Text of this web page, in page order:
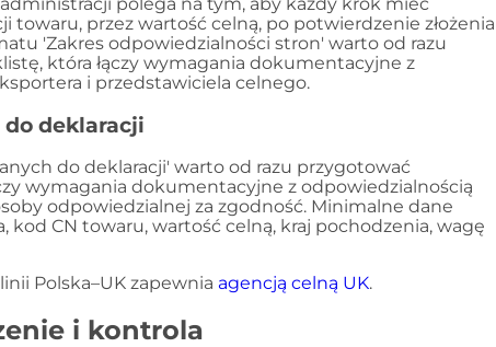
polega na tym, aby każdy krok mieć
przez wartość celną, po potwierdzenie złożenia
'Zakres odpowiedzialności stron' warto od razu
która łączy wymagania dokumentacyjne z
i przedstawiciela celnego.
deklaracji
do deklaracji' warto od razu przygotować
wymagania dokumentacyjne z odpowiedzialnością
odpowiedzialnej za zgodność. Minimalne dane
CN towaru, wartość celną, kraj pochodzenia, wagę
Polska–UK zapewnia agencją celną UK.
i kontrola